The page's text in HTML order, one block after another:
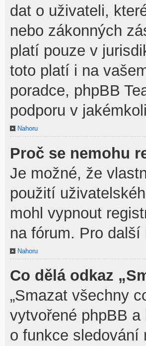
dat o uživateli,
nebo zákonných
platí pouze v
toto platí i na
poradce, phpBB
podporu v
Nahoru
Proč se nemohu
Je možné, že
použití
mohl vypnout
na fórum. Pro
Nahoru
Co dělá odkaz
„Smazat všechny
vytvořené phpBB
o funkce sledování